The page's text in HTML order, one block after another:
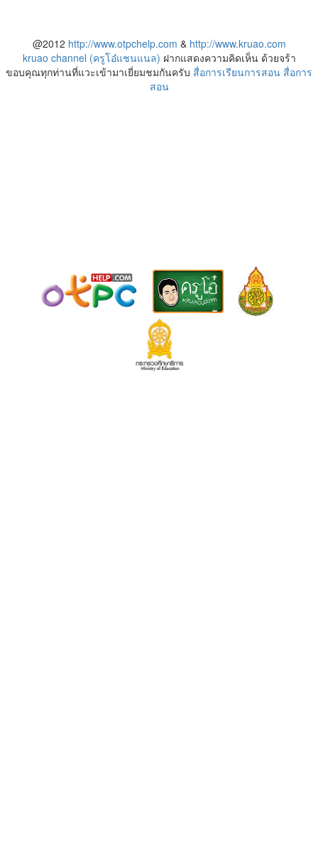
@2012 http://www.otpchelp.com & http://www.kruao.com
kruao channel (ครูโอ๋แชนแนล) ฝากแสดงความคิดเห็น ด้วยจร้า
ขอบคุณทุกท่านที่แวะเข้ามาเยี่ยมชมกันครับ สื่อการเรียนการสอน สื่อการ
สอน